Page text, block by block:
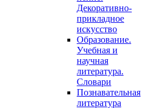
Декоративно-
прикладное
искусство
Образование.
Учебная и
научная
литература.
Словари
Познавательная
литература